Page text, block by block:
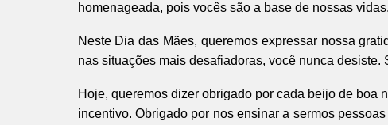
homenageada, pois vocês são a base de nossas
Neste Dia das Mães, queremos expressar nossa
nas situações mais desafiadoras, você nunca
Hoje, queremos dizer obrigado por cada beijo de boa
incentivo. Obrigado por nos ensinar a sermos